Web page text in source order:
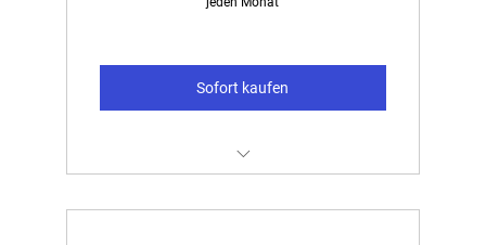
Sofort kaufen
MEGA-Trainings